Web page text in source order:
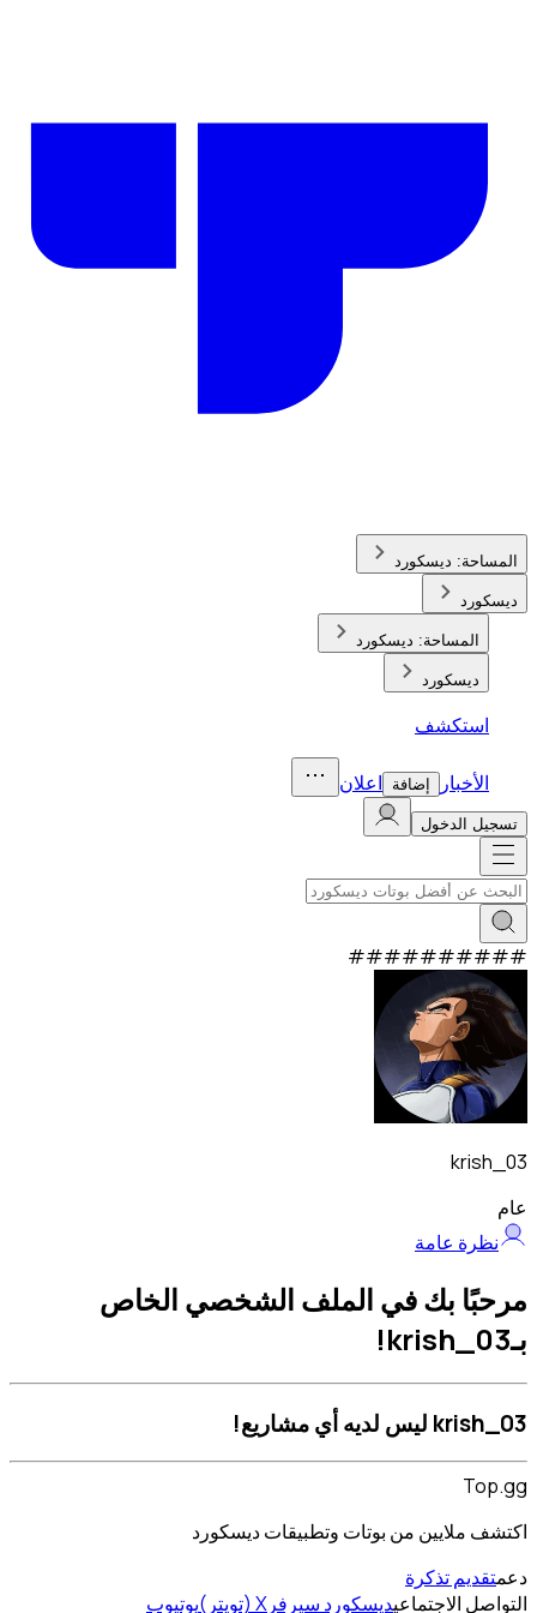
المساحة: ديسكورد
ديسكورد
المساحة: ديسكورد
ديسكورد
استكشف
الأخبار إضافة اعلان
تسجيل الدخول
#
#
#
#
#
#
#
#
#
#
krish_03
عام
نظرة عامة
مرحبًا بك في الملف الشخصي الخاص
بـkrish_03!
krish_03 ليس لديه أي مشاريع!
Top.gg
اكتشف ملايين من بوتات وتطبيقات ديسكورد
دعمتقديم تذكرة
التواصل الاجتماعيديسكورد سيرفر X (تويتر) يوتيوب